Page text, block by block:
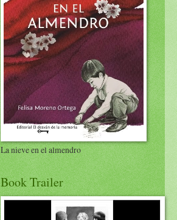
La nieve en el almendro
Book Trailer